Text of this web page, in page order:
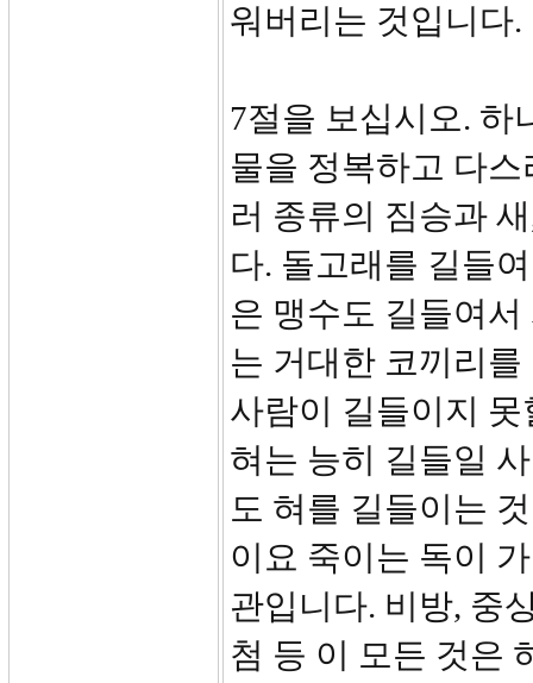
워버리는 것입니다.
7절을 보십시오. 하
물을 정복하고 다
러 종류의 짐승과
다. 돌고래를 길들
은 맹수도 길들여
는 거대한 코끼리
사람이 길들이지
혀는 능히 길들일
도 혀를 길들이는
이요 죽이는 독이
관입니다. 비방, 중
첨 등 이 모든 것은